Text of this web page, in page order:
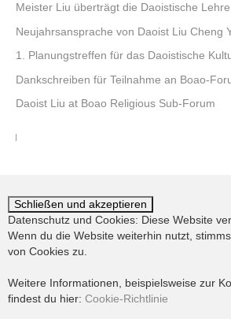
Meister Liu überträgt die Daoistische
Neujahrsansprache von Daoist Liu Cheng
1. Planungstreffen für das Daoistische
Dankschreiben für Teilnahme an Boao-
Daoist Liu at Boao Religious Sub-Forum
Datenschutz und Cookies: Diese Website
Wenn du die Website weiterhin nutzt,
von Cookies zu.
Weitere Informationen, beispielsweise zur
findest du hier: Cookie-Richtlinie